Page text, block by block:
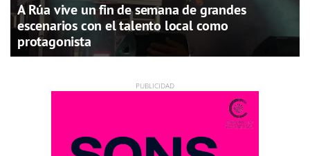
A Rúa vive un fin de semana de grandes
escenarios con el talento local como
protagonista